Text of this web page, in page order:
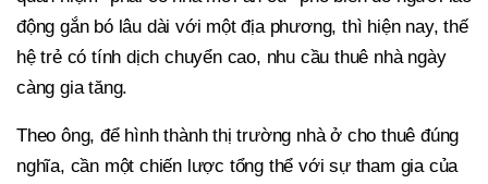
động gắn bó lâu dài với một địa phương, thì hiện nay, thế
hệ trẻ có tính dịch chuyển cao, nhu cầu thuê nhà ngày
càng gia tăng.
Theo ông, để hình thành thị trường nhà ở cho thuê đúng
nghĩa, cần một chiến lược tổng thể với sự tham gia của